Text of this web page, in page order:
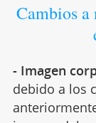
Cambios
- Imagen
debido a los